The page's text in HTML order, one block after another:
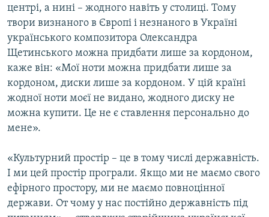
центрі, а нині – жодного навіть у столиці. Тому
твори визнаного в Європі і незнаного в Україні
українського композитора Олександра
Щетинського можна придбати лише за кордоном,
каже він: «Мої ноти можна придбати лише за
кордоном, диски лише за кордоном. У цій країні
жодної ноти моєї не видано, жодного диску не
можна купити. Це не є ставлення персонально до
мене».
«Культурний простір – це в тому числі державність.
І ми цей простір програли. Якщо ми не маємо свого
ефірного простору, ми не маємо повноцінної
держави. От чому у нас постійно державність під